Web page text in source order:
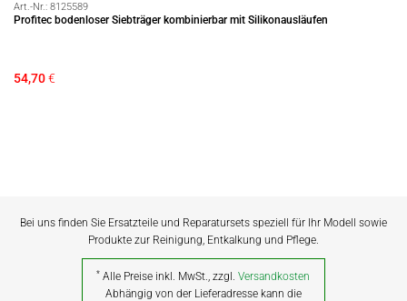
Art.-Nr.: 8125589
Profitec bodenloser Siebträger kombinierbar mit Silikonausläufen
54,70€
Bei uns finden Sie Ersatzteile und Reparatursets speziell für Ihr Modell sowie
Produkte zur Reinigung, Entkalkung und Pflege.
* Alle Preise inkl. MwSt., zzgl.Versandkosten
Abhängig von der Lieferadresse kann die